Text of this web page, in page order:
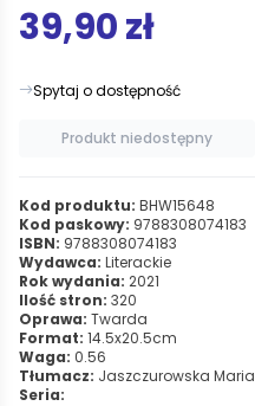
39,90 zł
Spytaj o dostępność
Produkt niedostępny
Kod produktu: BHW15648
Kod paskowy: 9788308074183
ISBN: 9788308074183
Wydawca: Literackie
Rok wydania: 2021
Ilość stron: 320
Oprawa: Twarda
Format: 14.5x20.5cm
Waga: 0.56
Tłumacz: Jaszczurowska Maria
Seria: